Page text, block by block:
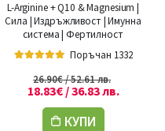
L-Arginine + Q10 & Magnesium |
Сила | Издръжливост | Имунна
система | Фертилност
Поръчан 1332
26.90€/ 52.61 лв.
18.83€/ 36.83 лв.
КУПИ